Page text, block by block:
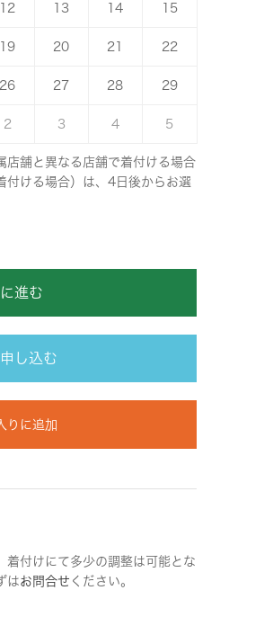
12 13 14 15
19 20 21 22
26 27 28 29
2 3 4 5
舗と異なる店舗で着付ける場合
付ける場合）は、4日後からお選
進む
申し込む
りに追加
付けにて多少の調整は可能とな
はお問合せ ください。